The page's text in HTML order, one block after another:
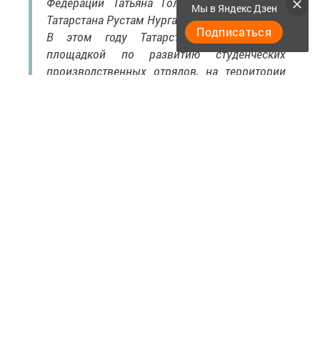
Татарстана Рустам Нургалиевич Минниханов.
В этом году Татарстан стал опорной
площадкой по развитию студенческих
производственных отрядов, на территории
Мы в Яндекс Дзен
Подписаться